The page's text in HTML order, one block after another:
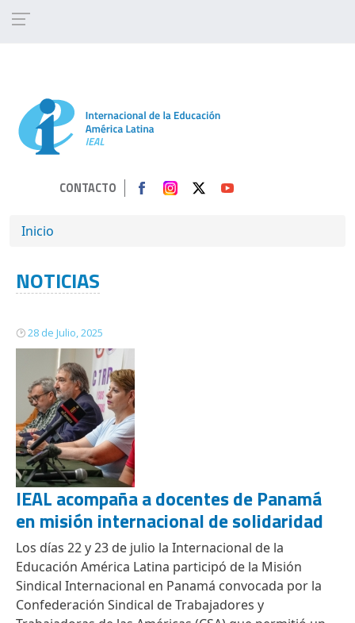
CONTACTO
SOBRESCRIBIR ENLACES DE AYUDA A
Inicio
NOTICIAS
28 de Julio, 2025
IEAL acompaña a docentes de Panamá
en misión internacional de solidaridad
Los días 22 y 23 de julio la Internacional de la
Educación América Latina participó de la Misión
Sindical Internacional en Panamá convocada por la
Confederación Sindical de Trabajadores y